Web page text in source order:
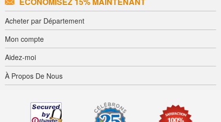
Acheter par Département
Mon compte
Aidez-moi
À Propos De Nous